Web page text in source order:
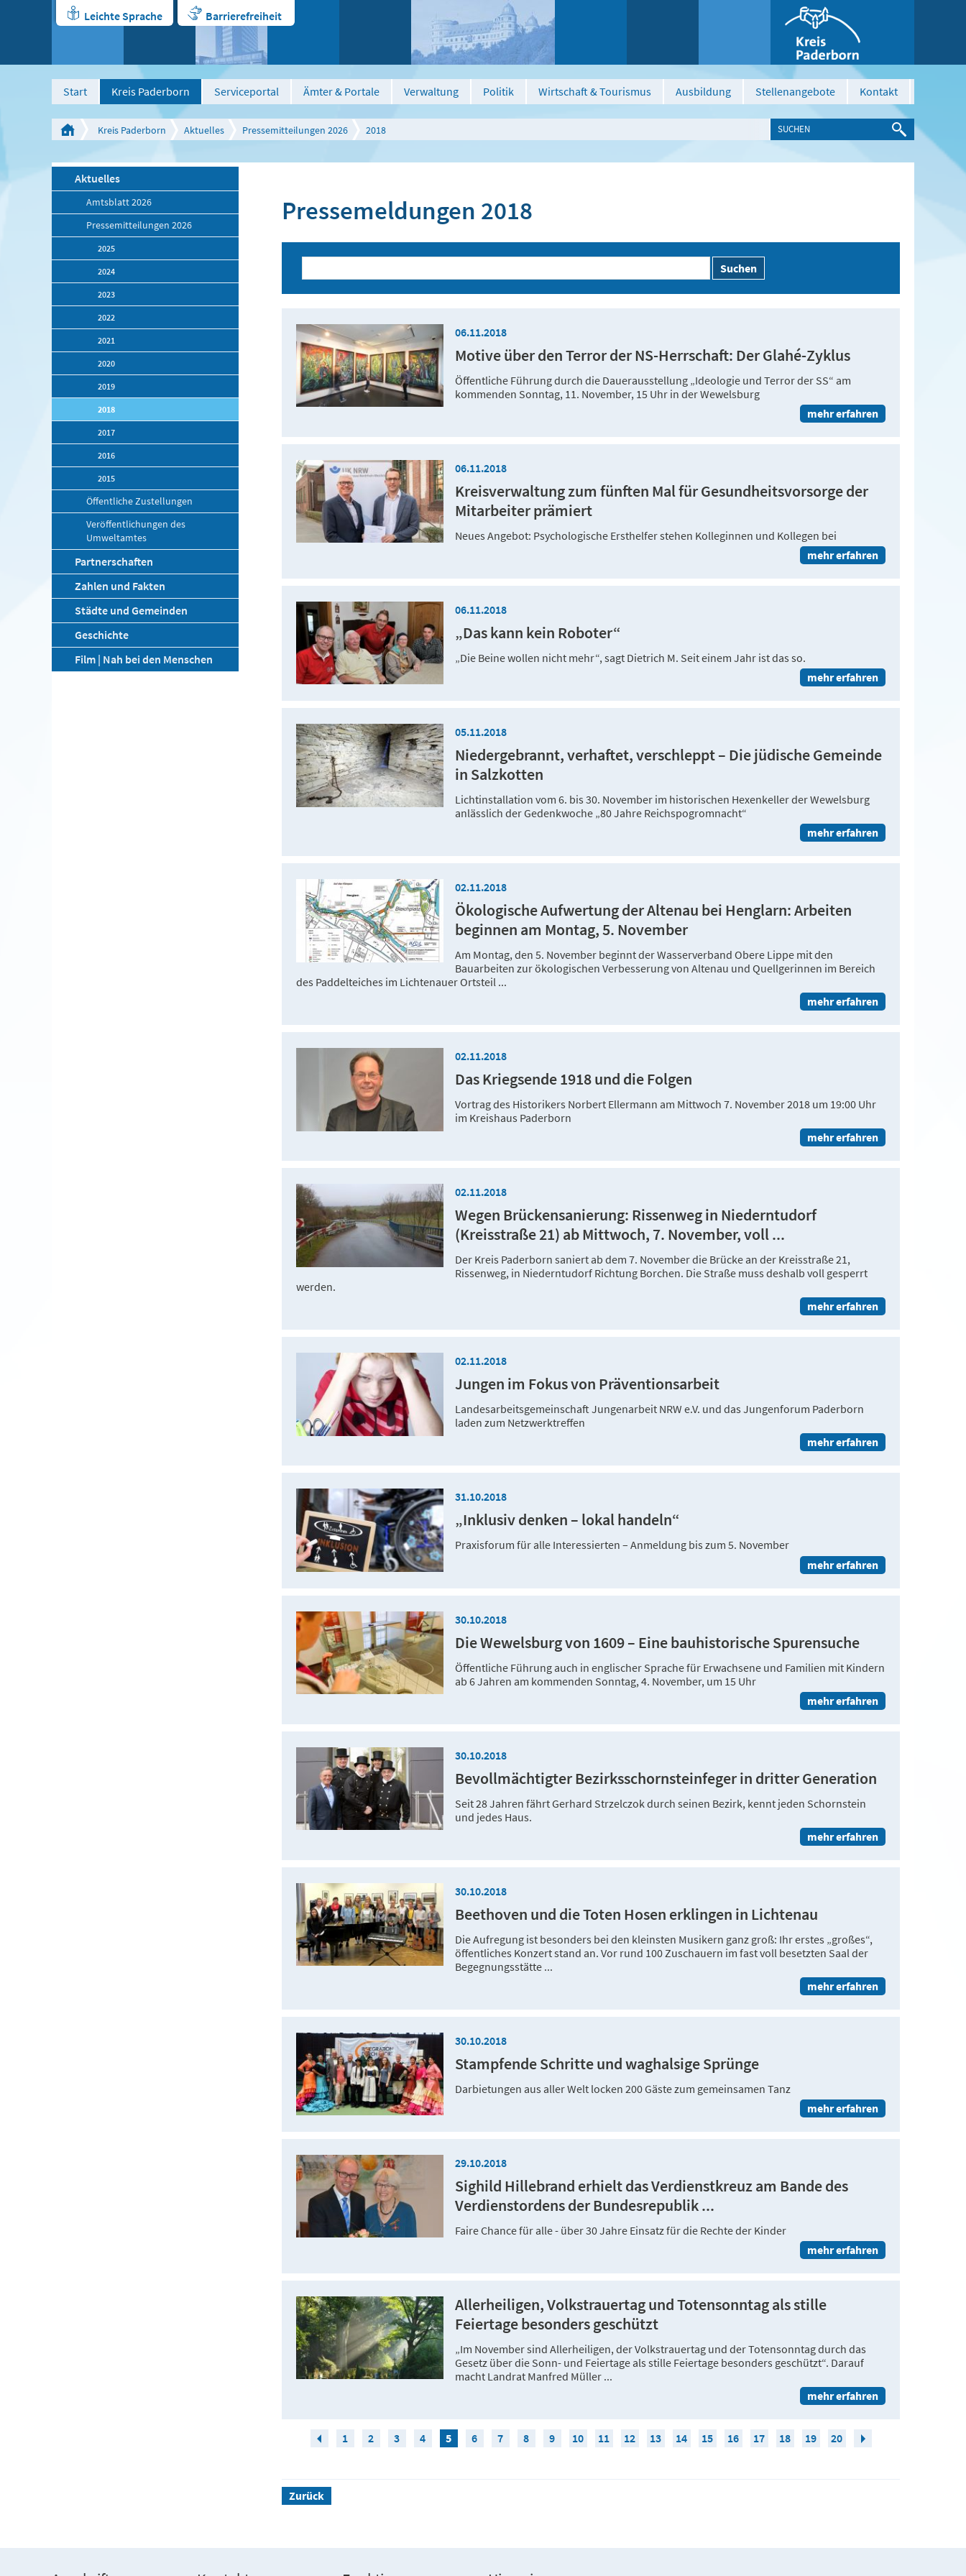
Leichte Sprache Barrierefreiheit
Start Kreis Paderborn Serviceportal Ämter & Portale Verwaltung Politik Wirtschaft & Tourismus Ausbildung Stellenangebote Kontakt
Kreis Paderborn Aktuelles Pressemitteilungen 2026 2018
Aktuelles
Amtsblatt 2026
Pressemitteilungen 2026
2025
2024
2023
2022
2021
2020
2019
2018
2017
2016
2015
Öffentliche Zustellungen
Veröffentlichungen des
Umweltamtes
Partnerschaften
Zahlen und Fakten
Städte und Gemeinden
Geschichte
Film | Nah bei den Menschen
Pressemeldungen 2018
Suchen
06.11.2018
Motive über den Terror der NS-Herrschaft: Der Glahé-Zyklus
Öffentliche Führung durch die Dauerausstellung „Ideologie und Terror der SS“ am
kommenden Sonntag, 11. November, 15 Uhr in der Wewelsburg
mehr erfahren
06.11.2018
Kreisverwaltung zum fünften Mal für Gesundheitsvorsorge der
Mitarbeiter prämiert
Neues Angebot: Psychologische Ersthelfer stehen Kolleginnen und Kollegen bei
mehr erfahren
06.11.2018
„Das kann kein Roboter“
„Die Beine wollen nicht mehr“, sagt Dietrich M. Seit einem Jahr ist das so.
mehr erfahren
05.11.2018
Niedergebrannt, verhaftet, verschleppt – Die jüdische Gemeinde
in Salzkotten
Lichtinstallation vom 6. bis 30. November im historischen Hexenkeller der Wewelsburg
anlässlich der Gedenkwoche „80 Jahre Reichspogromnacht“
mehr erfahren
02.11.2018
Ökologische Aufwertung der Altenau bei Henglarn: Arbeiten
beginnen am Montag, 5. November
Am Montag, den 5. November beginnt der Wasserverband Obere Lippe mit den
Bauarbeiten zur ökologischen Verbesserung von Altenau und Quellgerinnen im Bereich
des Paddelteiches im Lichtenauer Ortsteil ...
mehr erfahren
02.11.2018
Das Kriegsende 1918 und die Folgen
Vortrag des Historikers Norbert Ellermann am Mittwoch 7. November 2018 um 19:00 Uhr
im Kreishaus Paderborn
mehr erfahren
02.11.2018
Wegen Brückensanierung: Rissenweg in Niederntudorf
(Kreisstraße 21) ab Mittwoch, 7. November, voll ...
Der Kreis Paderborn saniert ab dem 7. November die Brücke an der Kreisstraße 21,
Rissenweg, in Niederntudorf Richtung Borchen. Die Straße muss deshalb voll gesperrt
werden.
mehr erfahren
02.11.2018
Jungen im Fokus von Präventionsarbeit
Landesarbeitsgemeinschaft Jungenarbeit NRW e.V. und das Jungenforum Paderborn
laden zum Netzwerktreffen
mehr erfahren
31.10.2018
„Inklusiv denken – lokal handeln“
Praxisforum für alle Interessierten – Anmeldung bis zum 5. November
mehr erfahren
30.10.2018
Die Wewelsburg von 1609 – Eine bauhistorische Spurensuche
Öffentliche Führung auch in englischer Sprache für Erwachsene und Familien mit Kindern
ab 6 Jahren am kommenden Sonntag, 4. November, um 15 Uhr
mehr erfahren
30.10.2018
Bevollmächtigter Bezirksschornsteinfeger in dritter Generation
Seit 28 Jahren fährt Gerhard Strzelczok durch seinen Bezirk, kennt jeden Schornstein
und jedes Haus.
mehr erfahren
30.10.2018
Beethoven und die Toten Hosen erklingen in Lichtenau
Die Aufregung ist besonders bei den kleinsten Musikern ganz groß: Ihr erstes „großes“,
öffentliches Konzert stand an. Vor rund 100 Zuschauern im fast voll besetzten Saal der
Begegnungsstätte ...
mehr erfahren
30.10.2018
Stampfende Schritte und waghalsige Sprünge
Darbietungen aus aller Welt locken 200 Gäste zum gemeinsamen Tanz
mehr erfahren
29.10.2018
Sighild Hillebrand erhielt das Verdienstkreuz am Bande des
Verdienstordens der Bundesrepublik ...
Faire Chance für alle - über 30 Jahre Einsatz für die Rechte der Kinder
mehr erfahren
Allerheiligen, Volkstrauertag und Totensonntag als stille
Feiertage besonders geschützt
„Im November sind Allerheiligen, der Volkstrauertag und der Totensonntag durch das
Gesetz über die Sonn- und Feiertage als stille Feiertage besonders geschützt“. Darauf
macht Landrat Manfred Müller ...
mehr erfahren
1 2 3 4 5 6 7 8 9 10 11 12 13 14 15 16 17 18 19 20
Zurück